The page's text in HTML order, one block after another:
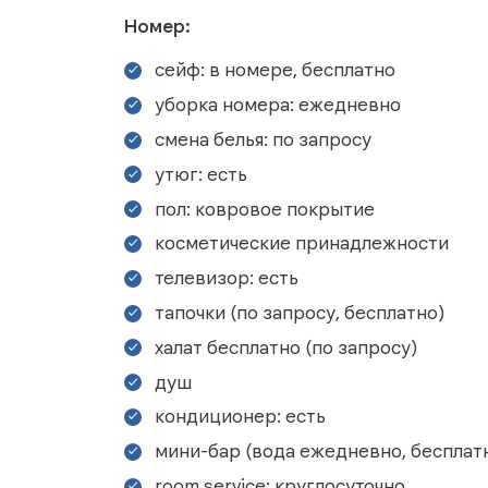
Номер:
сейф: в номере, бесплатно
уборка номера: ежедневно
смена белья: по запросу
утюг: есть
пол: ковровое покрытие
косметические принадлежности
телевизор: есть
тапочки (по запросу, бесплатно)
халат бесплатно (по запросу)
душ
кондиционер: есть
мини-бар (вода ежедневно,